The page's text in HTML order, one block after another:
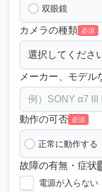
双眼鏡
カメラの種類 必須
メーカー、モデル
動作の可否 必須
正常に動作する
故障の有無・症状
電源が入らない